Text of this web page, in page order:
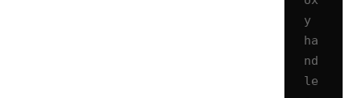
y
ha
nd
le